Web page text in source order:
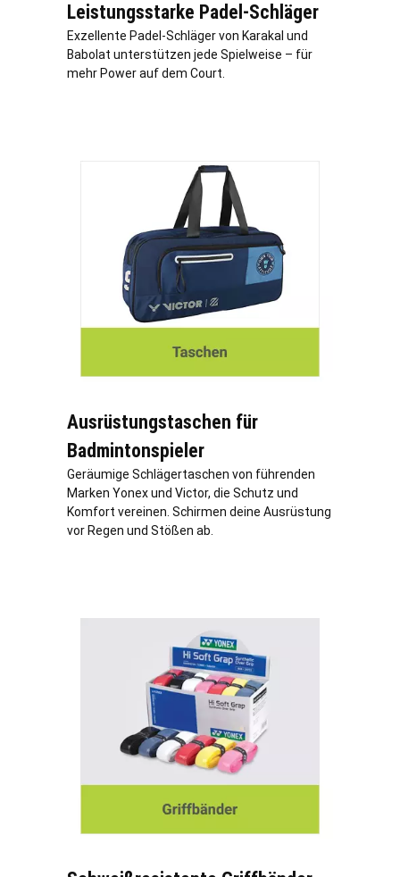
Leistungsstarke Padel-Schläger
Exzellente Padel-Schläger von Karakal und
Babolat unterstützen jede Spielweise – für
mehr Power auf dem Court.
Ausrüstungstaschen für
Badmintonspieler
Geräumige Schlägertaschen von führenden
Marken Yonex und Victor, die Schutz und
Komfort vereinen. Schirmen deine Ausrüstung
vor Regen und Stößen ab.